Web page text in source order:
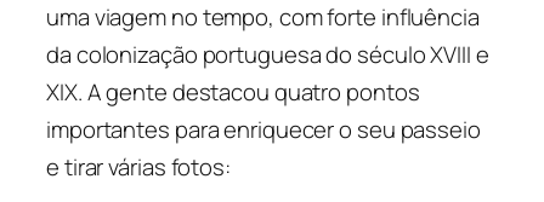
uma viagem no tempo, com forte influência
da colonização portuguesa do século XVIII e
XIX. A gente destacou quatro pontos
importantes para enriquecer o seu passeio
e tirar várias fotos: